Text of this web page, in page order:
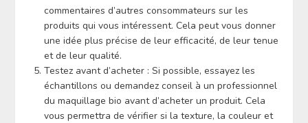
commentaires d’autres consommateurs sur les
produits qui vous intéressent. Cela peut vous donner
une idée plus précise de leur efficacité, de leur tenue
et de leur qualité.
Testez avant d’acheter : Si possible, essayez les
échantillons ou demandez conseil à un professionnel
du maquillage bio avant d’acheter un produit. Cela
vous permettra de vérifier si la texture, la couleur et